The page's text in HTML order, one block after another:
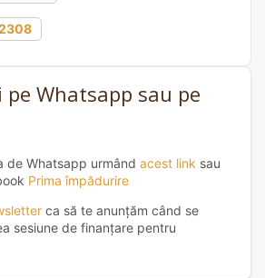
pe Whatsapp sau pe
de Whatsapp urmând acest link sau
Prima împădurire
ca să te anunțăm când se
sesiune de finanțare pentru